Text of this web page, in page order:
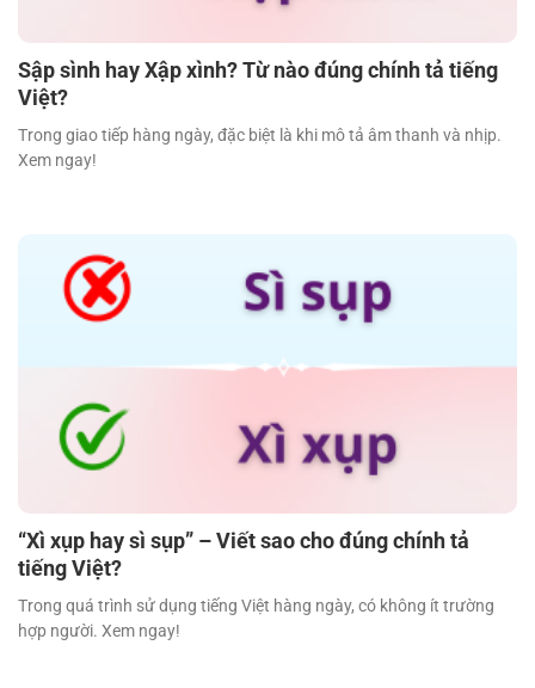
Sập sình hay Xập xình? Từ nào đúng chính tả tiếng
Việt?
Trong giao tiếp hàng ngày, đặc biệt là khi mô tả âm thanh và nhịp.
Xem ngay!
“Xì xụp hay sì sụp” – Viết sao cho đúng chính tả
tiếng Việt?
Trong quá trình sử dụng tiếng Việt hàng ngày, có không ít trường
hợp người. Xem ngay!